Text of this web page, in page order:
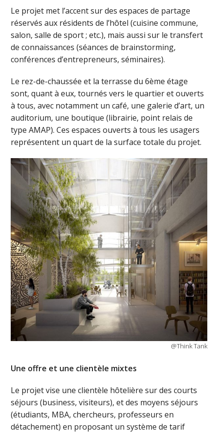
Le projet met l’accent sur des espaces de partage
réservés aux résidents de l’hôtel (cuisine commune,
salon, salle de sport ; etc.), mais aussi sur le transfert
de connaissances (séances de brainstorming,
conférences d’entrepreneurs, séminaires).
Le rez-de-chaussée et la terrasse du 6ème étage
sont, quant à eux, tournés vers le quartier et ouverts
à tous, avec notamment un café, une galerie d’art, un
auditorium, une boutique (librairie, point relais de
type AMAP). Ces espaces ouverts à tous les usagers
représentent un quart de la surface totale du projet.
@Think Tank
Une offre et une clientèle mixtes
Le projet vise une clientèle hôtelière sur des courts
séjours (business, visiteurs), et des moyens séjours
(étudiants, MBA, chercheurs, professeurs en
détachement) en proposant un système de tarif